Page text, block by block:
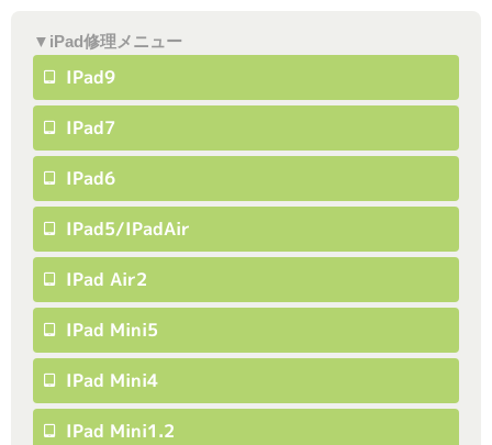
▼iPad修理メニュー
IPad9
IPad7
IPad6
IPad5/iPadAir
IPad Air2
IPad Mini5
IPad Mini4
IPad Mini1.2